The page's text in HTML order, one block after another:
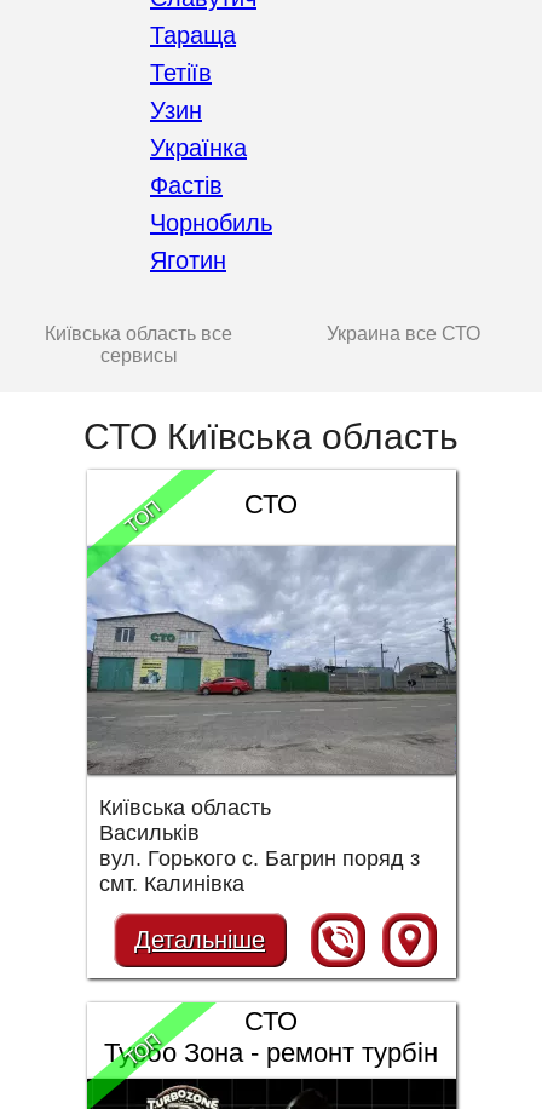
Тараща
Тетіїв
Узин
Українка
Фастів
Чорнобиль
Яготин
Київська область все
сервисы
Украина все СТО
СТО Київська область
СТО
Київська область
Васильків
вул. Горького с. Багрин поряд з
смт. Калинівка
Детальніше
ТОП
СТО
Турбо Зона - ремонт турбін
ТОП